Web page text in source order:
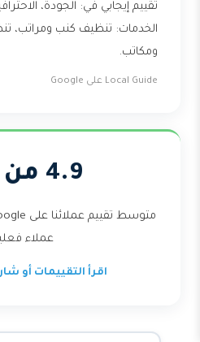
تقييم إيجابي في: الجودة،
الخدمات: تنظيف كنب ومراتب،
ومكاتب.
Local Guide على Google
4.9 من 5
عملاء
اقرأ التقييمات أو